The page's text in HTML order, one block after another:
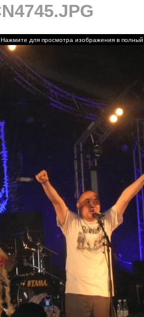
Нажмите для просмотра изображения в